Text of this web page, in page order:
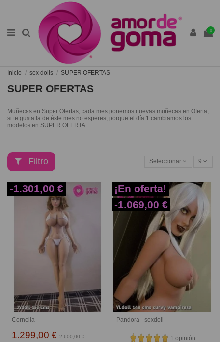
0
Inicio sex dolls SUPER OFERTAS
SUPER OFERTAS
Muñecas en Super Ofertas, cada mes ponemos nuevas muñecas en Oferta,
si te gusta la de éste mes no esperes, porque el día 1 cambiamos los
modelos en SUPER OFERTA.
Filtro Seleccionar 9
-1.301,00 €
Cornelia
1.299,00 €2.600,00 €
¡En oferta!
-1.069,00 €
Pandora - sexdoll
1 opinión